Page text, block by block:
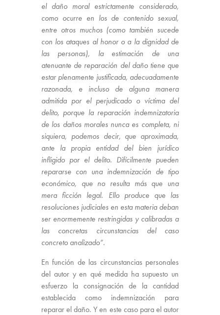
el daño moral estrictamente considerado,
como ocurre en los de contenido sexual,
entre otros muchos (como también sucede
con los ataques al honor o a la dignidad de
las personas), la estimación de una
atenuante de reparación del daño tiene que
estar plenamente justificada, adecuadamente
razonada, e incluso de alguna manera
admitida por el perjudicado o víctima del
delito, porque la reparación indemnizatoria
de los daños morales nunca es completa, ni
siquiera, podemos decir, que aproximada,
ante la propia entidad del bien jurídico
infligido por el delito. Difícilmente pueden
repararse con una indemnización de tipo
económico, que no resulta más que una
mera ficción legal. Ello produce que las
resoluciones judiciales en esta materia deban
ser enormemente restringidas y calibradas a
las concretas circunstancias del caso
concreto analizado”.
En función de las circunstancias personales
del autor y en qué medida ha supuesto un
esfuerzo la consignación de la cantidad
establecida como indemnización para
reparar el daño. Y en este caso para el autor